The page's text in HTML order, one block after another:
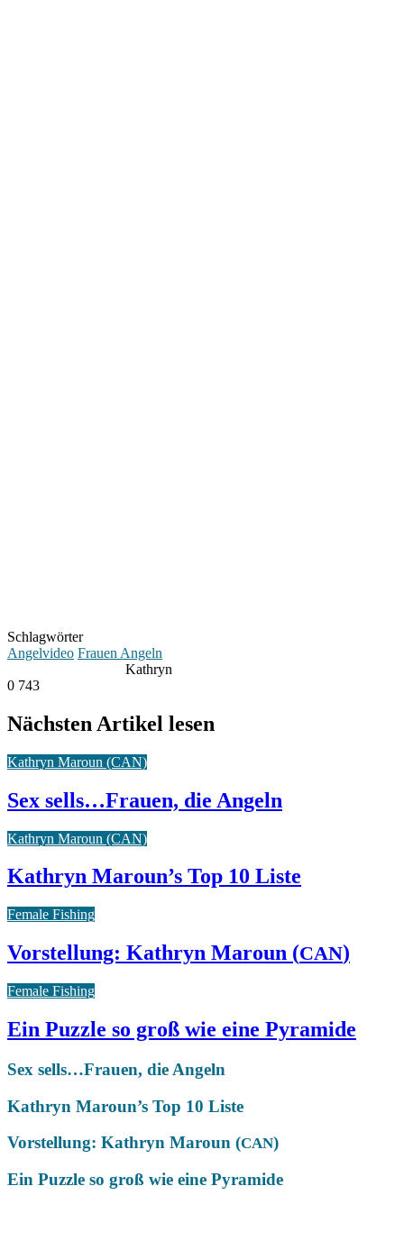
Schlagwörter
Angelvideo Frauen Angeln
Kathryn
0 743
Nächsten Artikel lesen
Kathryn Maroun (CAN)
Sex sells…Frauen, die Angeln
Kathryn Maroun (CAN)
Kathryn Maroun’s Top 10 Liste
Female Fishing
Vorstellung: Kathryn Maroun (CAN)
Female Fishing
Ein Puzzle so groß wie eine Pyramide
Sex sells…Frauen, die Angeln
Kathryn Maroun’s Top 10 Liste
Vorstellung: Kathryn Maroun (CAN)
Ein Puzzle so groß wie eine Pyramide